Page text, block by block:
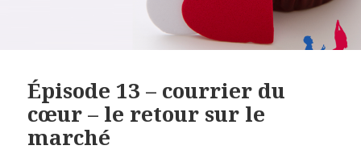
Épisode 13 – courrier du
cœur – le retour sur le
marché